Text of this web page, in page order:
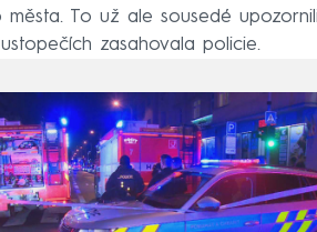
města. To už ale sousedé
zasahovala policie.